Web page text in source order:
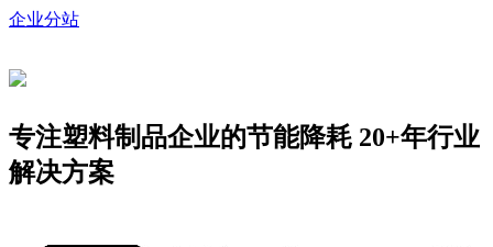
企业分站
专注塑料制品企业的节能降耗 20+年行业
解决方案